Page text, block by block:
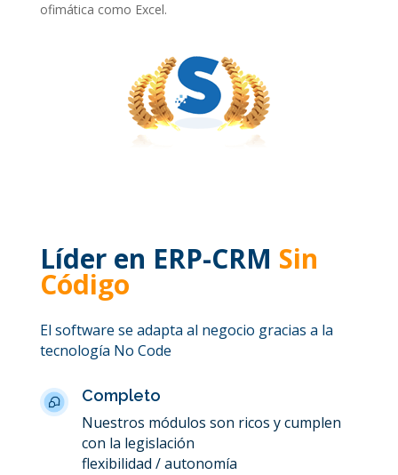
ofimática como Excel.
Líder en ERP-CRM Sin
Código
El software se adapta al negocio gracias a la
tecnología No Code
Completo
Nuestros módulos son ricos y cumplen
con la legislación
flexibilidad / autonomía